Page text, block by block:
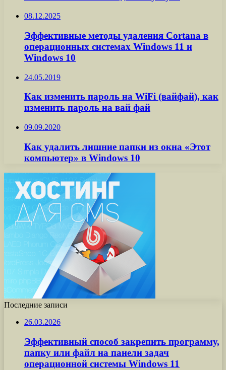
08.12.2025
Эффективные методы удаления Cortana в
операционных системах Windows 11 и
Windows 10
24.05.2019
Как изменить пароль на WiFi (вайфай), как
изменить пароль на вай фай
09.09.2020
Как удалить лишние папки из окна «Этот
компьютер» в Windows 10
Последние записи
26.03.2026
Эффективный способ закрепить программу,
папку или файл на панели задач
операционной системы Windows 11